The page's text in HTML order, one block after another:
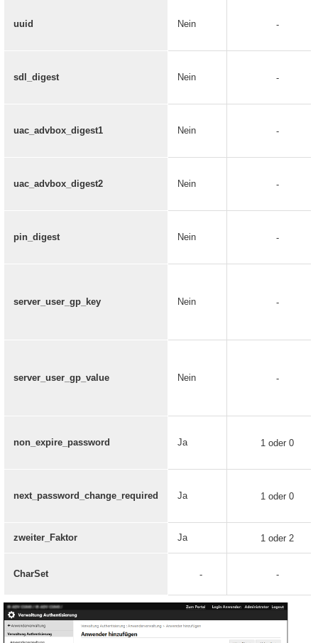
uuid Nein -
sdl_digest Nein -
uac_advbox_digest1 Nein -
uac_advbox_digest2 Nein -
pin_digest Nein -
server_user_gp_key Nein -
server_user_gp_value Nein -
non_expire_password Ja 1 oder 0
next_password_change_required Ja 1 oder 0
zweiter_Faktor Ja 1 oder 2
CharSet - -